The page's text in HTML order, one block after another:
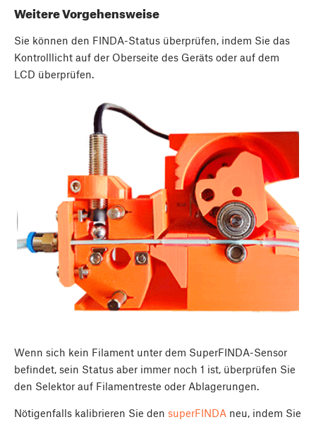
Weitere Vorgehensweise
Sie können den FINDA-Status überprüfen, indem Sie das
Kontrolllicht auf der Oberseite des Geräts oder auf dem
LCD überprüfen.
Wenn sich kein Filament unter dem SuperFINDA-Sensor
befindet, sein Status aber immer noch 1 ist, überprüfen Sie
den Selektor auf Filamentreste oder Ablagerungen.
Nötigenfalls kalibrieren Sie den superFINDA neu, indem Sie